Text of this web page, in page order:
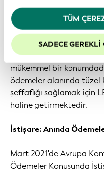
Gizlilik Politikamız
’ı
Web sitemizdeki
çerezleri etkin
TÜM
SADECE
FSB yol haritası,
kişilik tanımlaması
şekilde kuruyor. Sınır
doğrulamasını sınır
önem taşır ve bu
mükemmel bir
ödemeler alanında tüzel
şeffaflığı sağlamak için
haline getirmektedir.
İstişare: Anında
Mart 2021'de Avrupa
Ödemeler Konusunda